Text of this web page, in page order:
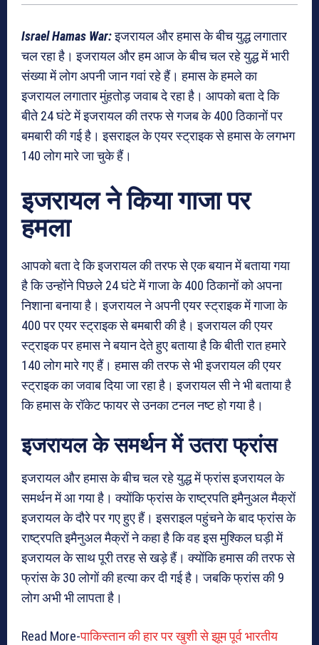
Israel Hamas War:इजरायल और हमास के बीच युद्ध लगातार
चल रहा है। इजरायल और हम आज के बीच चल रहे युद्ध में भारी
संख्या में लोग अपनी जान गवां रहे हैं। हमास के हमले का
इजरायल लगातार मुंहतोड़ जवाब दे रहा है। आपको बता दे कि
बीते 24 घंटे में इजरायल की तरफ से गजब के 400 ठिकानों पर
बमबारी की गई है। इसराइल के एयर स्ट्राइक से हमास के लगभग
140 लोग मारे जा चुके हैं।
इजरायल ने किया गाजा पर
हमला
आपको बता दे कि इजरायल की तरफ से एक बयान में बताया गया
है कि उन्होंने पिछले 24 घंटे में गाजा के 400 ठिकानों को अपना
निशाना बनाया है। इजरायल ने अपनी एयर स्ट्राइक में गाजा के
400 पर एयर स्ट्राइक से बमबारी की है। इजरायल की एयर
स्ट्राइक पर हमास ने बयान देते हुए बताया है कि बीती रात हमारे
140 लोग मारे गए हैं। हमास की तरफ से भी इजरायल की एयर
स्ट्राइक का जवाब दिया जा रहा है। इजरायल सी ने भी बताया है
कि हमास के रॉकेट फायर से उनका टनल नष्ट हो गया है।
इजरायल के समर्थन में उतरा फ्रांस
इजरायल और हमास के बीच चल रहे युद्ध में फ्रांस इजरायल के
समर्थन में आ गया है। क्योंकि फ्रांस के राष्ट्रपति इमैनुअल मैक्रों
इजरायल के दौरे पर गए हुए हैं। इसराइल पहुंचने के बाद फ्रांस के
राष्ट्रपति इमैनुअल मैक्रों ने कहा है कि वह इस मुश्किल घड़ी में
इजरायल के साथ पूरी तरह से खड़े हैं। क्योंकि हमास की तरफ से
फ्रांस के 30 लोगों की हत्या कर दी गई है। जबकि फ्रांस की 9
लोग अभी भी लापता है।
Read More-पाकिस्तान की हार पर खुशी से झूम पूर्व भारतीय